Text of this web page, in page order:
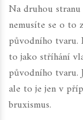
Na druhou
nemusíte se o to
původního tvaru.
to jako stříhání
původního tvaru.
ale to je jen v
bruxismus.